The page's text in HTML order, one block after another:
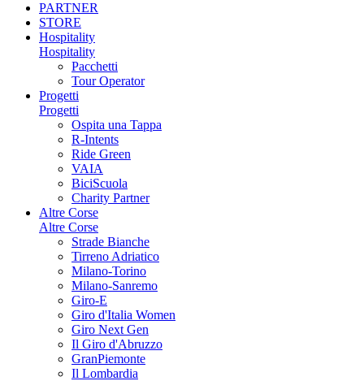
PARTNER
STORE
Hospitality
Hospitality
Pacchetti
Tour Operator
Progetti
Progetti
Ospita una Tappa
R-Intents
Ride Green
VAIA
BiciScuola
Charity Partner
Altre Corse
Altre Corse
Strade Bianche
Tirreno Adriatico
Milano-Torino
Milano-Sanremo
Giro-E
Giro d'Italia Women
Giro Next Gen
Il Giro d'Abruzzo
GranPiemonte
Il Lombardia